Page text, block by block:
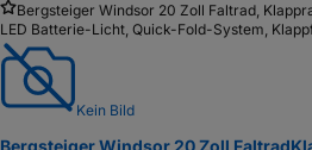
Bergsteiger Windsor 20 Zoll Faltrad,
LED Batterie-Licht, Quick-Fold-System,
Kein Bild